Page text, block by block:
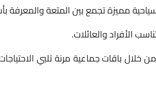
مميزة تجمع بين المتعة
الأفراد والعائلات.
خلال باقات جماعية مرنة تلبي